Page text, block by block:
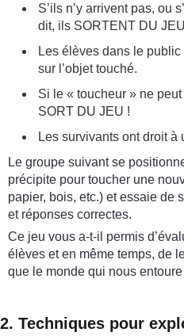
S’ils n’y arrivent pas, ou
dit, ils SORTENT DU
Les élèves dans le
sur l’objet touché.
Si le « toucheur » ne
SORT DU JEU !
Les survivants ont droit à
Le groupe suivant se
précipite pour toucher une
papier, bois, etc.) et essaie de
et réponses correctes.
Ce jeu vous a-t-il permis
élèves et en même temps, de
que le monde qui nous
2. Techniques pour